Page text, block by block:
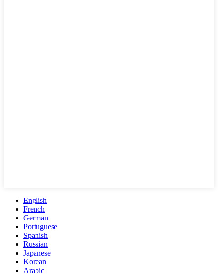
English
French
German
Portuguese
Spanish
Russian
Japanese
Korean
Arabic